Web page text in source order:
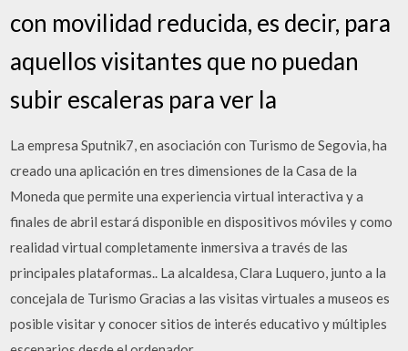
con movilidad reducida, es decir, para
aquellos visitantes que no puedan
subir escaleras para ver la
La empresa Sputnik7, en asociación con Turismo de Segovia, ha
creado una aplicación en tres dimensiones de la Casa de la
Moneda que permite una experiencia virtual interactiva y a
finales de abril estará disponible en dispositivos móviles y como
realidad virtual completamente inmersiva a través de las
principales plataformas.. La alcaldesa, Clara Luquero, junto a la
concejala de Turismo Gracias a las visitas virtuales a museos es
posible visitar y conocer sitios de interés educativo y múltiples